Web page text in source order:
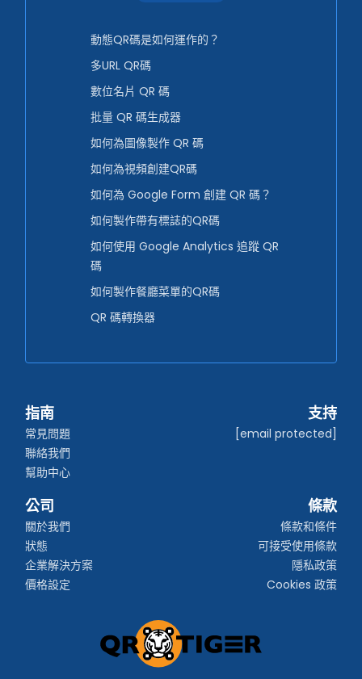
動態QR碼是如何運作的？
多URL QR碼
數位名片 QR 碼
批量 QR 碼生成器
如何為圖像製作 QR 碼
如何為視頻創建QR碼
如何為 Google Form 創建 QR 碼？
如何製作帶有標誌的QR碼
如何使用 Google Analytics 追蹤 QR
碼
如何製作餐廳菜單的QR碼
QR 碼轉換器
指南
常見問題
聯絡我們
幫助中心
支持
[email protected]
公司
關於我們
狀態
企業解決方案
價格設定
條款
條款和條件
可接受使用條款
隱私政策
Cookies 政策